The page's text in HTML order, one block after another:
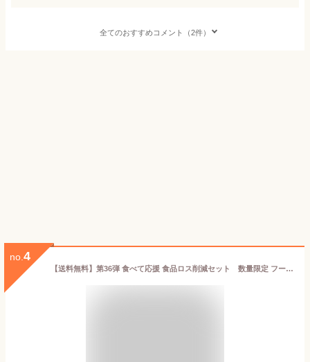
全てのおすすめコメント（2件）
no. 4
【送料無料】第36弾 食べて応援 食品ロス削減セット 数量限定 フードロス 訳あり ワケあり わけあり アウトレット お試し 在庫処分 佃煮 昆布 ちりめん おうち時間 おうちごはん ご飯のお供 米 お米 ふりかけ 竹の子 タケノコ 葛湯 粉末飲料 甘酒 釜めし 釜飯 出汁 だし昆布